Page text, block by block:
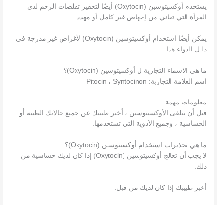
يستخدم أوكسيتوسين (Oxytocin) أيضًا لتحفيز تقلصات الرحم لدى
المرأة التي تعاني من إجهاض غير كامل أو مهدد.
يمكن أيضًا استخدام أوكسيتوسين (Oxytocin) لأغراض غير مدرجة في
دليل الدواء هذا.
ما هي الاسماء التجارية ل أوكسيتوسين (Oxytocin)؟
اسم العلامة التجارية: Pitocin ، Syntocinon
معلومات مهمة
قبل أن تتلقى الأوكسيتوسين ، أخبر طبيبك عن جميع حالاتك الطبية أو
الحساسية ، وجميع الأدوية التي تستخدمها.
ما هي تحذيرات استخدام أوكسيتوسين (Oxytocin)؟
لا يجب أن تعالج أوكسيتوسين (Oxytocin) إذا كان لديك حساسية من
ذلك.
أخبر طبيبك إذا كان لديك من قبل: